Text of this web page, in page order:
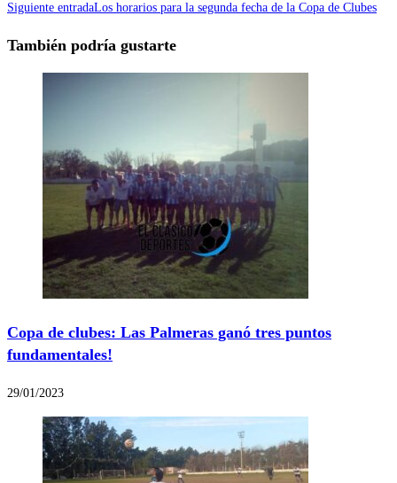
Siguiente entradaLos horarios para la segunda fecha de la Copa de Clubes
También podría gustarte
Copa de clubes: Las Palmeras ganó tres puntos
fundamentales!
29/01/2023